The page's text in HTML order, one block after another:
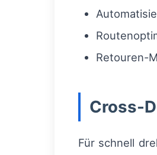
Retouren-
Cross-
Für schnell